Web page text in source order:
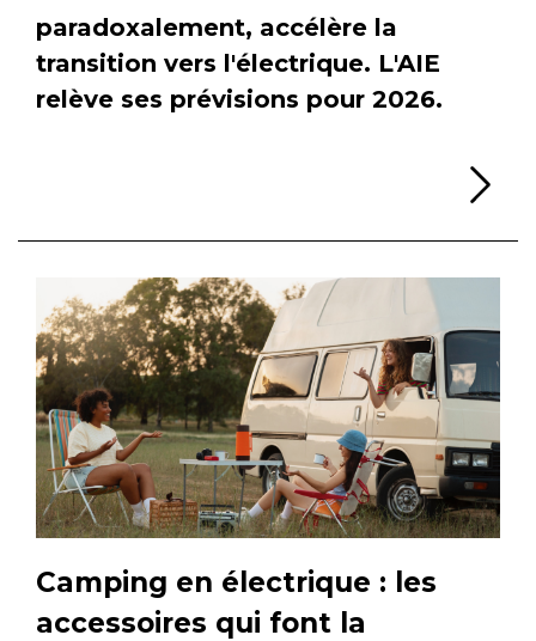
paradoxalement, accélère la
transition vers l'électrique. L'AIE
relève ses prévisions pour 2026.
Camping en électrique : les
accessoires qui font la